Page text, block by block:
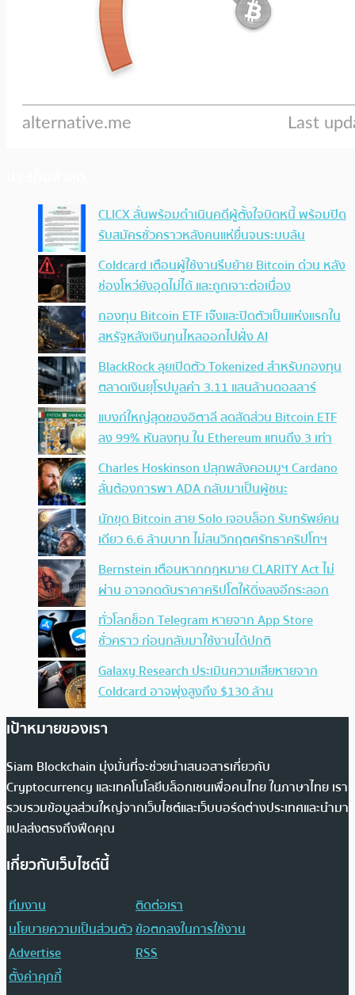
CLICX ลั่นพร้อมดำเนินคดีผู้ตั้งใจบิดหนี้ พร้อมปิด
รับสมัครชั่วคราวหลังคนแห่ยื่นจนระบบล้น
Coldcard เตือนผู้ใช้งานรีบย้าย Bitcoin ด่วน หลัง
ช่องโหว่ยังอุดไม่ได้ และถูกเจาะต่อเนื่อง
กองทุน Bitcoin ETF เจ๊งและปิดตัวเป็นแห่งแรกใน
สหรัฐหลังเงินทุนไหลออกไปฝั่ง AI
BlackRock ลุยเปิดตัว Tokenized สำหรับกองทุน
ตลาดเงินยุโรปมูลค่า 3.11 แสนล้านดอลลาร์
แบงก์ใหญ่สุดของอิตาลี ลดสัดส่วน Bitcoin ETF
ลง 99% หันลงทุน ใน Ethereum แทนถึง 3 เท่า
Charles Hoskinson ปลุกพลังคอมมูฯ Cardano
ลั่นต้องการพา ADA กลับมาเป็นผู้ชนะ
นักขุด Bitcoin สาย Solo เจอบล็อก รับทรัพย์คน
เดียว 6.6 ล้านบาท ไม่สนวิกฤตศรัทธาคริปโทฯ
Bernstein เตือนหากกฎหมาย CLARITY Act ไม่
ผ่าน อาจกดดันราคาคริปโตให้ดิ่งลงอีกระลอก
ทั่วโลกช็อก Telegram หายจาก App Store
ชั่วคราว ก่อนกลับมาใช้งานได้ปกติ
Galaxy Research ประเมินความเสียหายจาก
Coldcard อาจพุ่งสูงถึง $130 ล้าน
เป้าหมายของเรา
Siam Blockchain มุ่งมั่นที่จะช่วยนำเสนอสารเกี่ยวกับ
Cryptocurrency และเทคโนโลยีบล็อกเชนเพื่อคนไทย ในภาษาไทย เรา
รวบรวมข้อมูลส่วนใหญ่จากเว็บไซต์และเว็บบอร์ดต่างประเทศและนำมา
แปลส่งตรงถึงฟีดคุณ
เกี่ยวกับเว็บไซต์นี้
ทีมงาน
ติดต่อเรา
นโยบายความเป็นส่วนตัวข้อตกลงในการใช้งาน
Advertise
RSS
ตั้งค่าคุกกี้